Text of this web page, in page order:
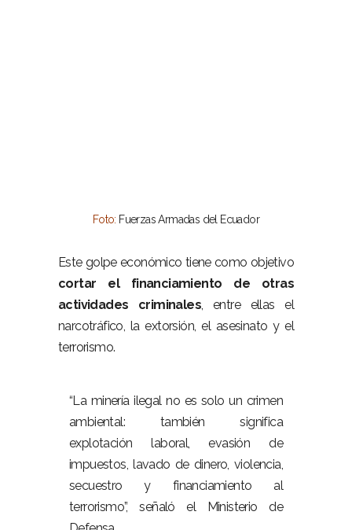
Foto: Fuerzas Armadas del Ecuador
Este golpe económico tiene como objetivo
cortar el financiamiento de otras
actividades criminales, entre ellas el
narcotráfico, la extorsión, el asesinato y el
terrorismo.
“La minería ilegal no es solo un crimen
ambiental: también significa
explotación laboral, evasión de
impuestos, lavado de dinero, violencia,
secuestro y financiamiento al
terrorismo”, señaló el Ministerio de